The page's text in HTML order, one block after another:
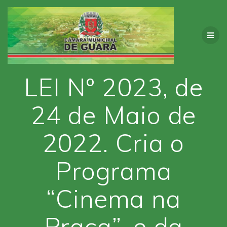
Skip
to
content
LEI Nº 2023, de
24 de Maio de
2022. Cria o
Programa
“Cinema na